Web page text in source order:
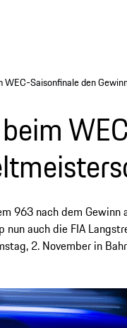
WEC-Saisonfinale den
963 nach dem
nun auch die FIA
2. November in